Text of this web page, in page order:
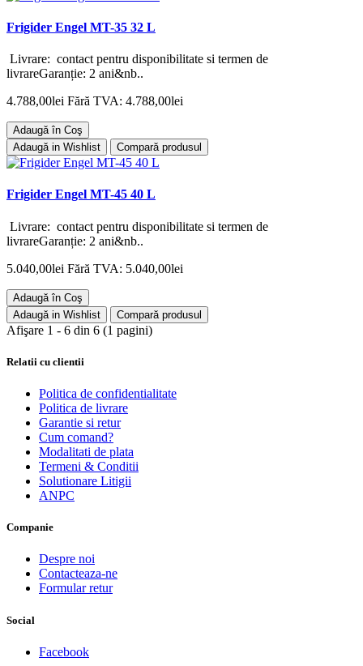
Frigider Engel MT-35 32 L
Livrare: contact pentru disponibilitate si termen de
livrareGaranție: 2 ani&nb..
4.788,00lei Fără TVA: 4.788,00lei
Adaugă în Coş
Adaugă in Wishlist
Compară produsul
Frigider Engel MT-45 40 L
Livrare: contact pentru disponibilitate si termen de
livrareGaranție: 2 ani&nb..
5.040,00lei Fără TVA: 5.040,00lei
Adaugă în Coş
Adaugă in Wishlist
Compară produsul
Afişare 1 - 6 din 6 (1 pagini)
Relatii cu clientii
Politica de confidentialitate
Politica de livrare
Garantie si retur
Cum comand?
Modalitati de plata
Termeni & Conditii
Solutionare Litigii
ANPC
Companie
Despre noi
Contacteaza-ne
Formular retur
Social
Facebook